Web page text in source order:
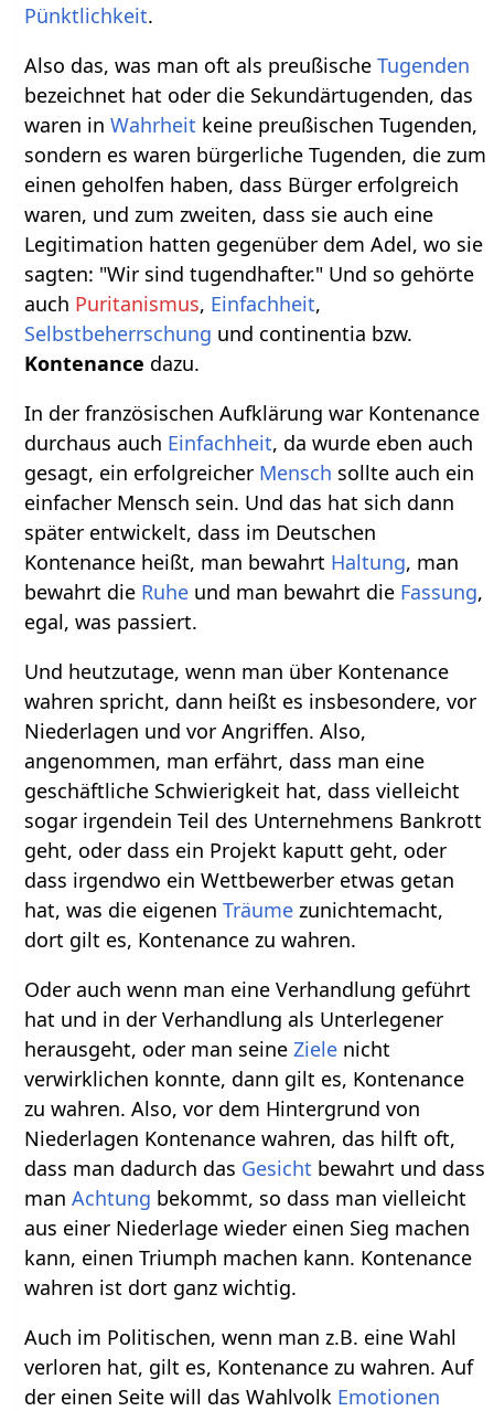
Pünktlichkeit.
Also das, was man oft als preußischeTugenden
bezeichnet hat oder die Sekundärtugenden, das
waren inWahrheit keine preußischen Tugenden,
sondern es waren bürgerliche Tugenden, die zum
einen geholfen haben, dass Bürger erfolgreich
waren, und zum zweiten, dass sie auch eine
Legitimation hatten gegenüber dem Adel, wo sie
sagten: "Wir sind tugendhafter." Und so gehörte
auch Puritanismus, Einfachheit,
Selbstbeherrschung und continentia bzw.
Kontenance dazu.
In der französischen Aufklärung war Kontenance
durchaus auch Einfachheit, da wurde eben auch
gesagt, ein erfolgreicher Mensch sollte auch ein
einfacher Mensch sein. Und das hat sich dann
später entwickelt, dass im Deutschen
Kontenance heißt, man bewahrt Haltung, man
bewahrt die Ruhe und man bewahrt die Fassung,
egal, was passiert.
Und heutzutage, wenn man über Kontenance
wahren spricht, dann heißt es insbesondere, vor
Niederlagen und vor Angriffen. Also,
angenommen, man erfährt, dass man eine
geschäftliche Schwierigkeit hat, dass vielleicht
sogar irgendein Teil des Unternehmens Bankrott
geht, oder dass ein Projekt kaputt geht, oder
dass irgendwo ein Wettbewerber etwas getan
hat, was die eigenenTräume zunichtemacht,
dort gilt es, Kontenance zu wahren.
Oder auch wenn man eine Verhandlung geführt
hat und in der Verhandlung als Unterlegener
herausgeht, oder man seineZiele nicht
verwirklichen konnte, dann gilt es, Kontenance
zu wahren. Also, vor dem Hintergrund von
Niederlagen Kontenance wahren, das hilft oft,
dass man dadurch das Gesicht bewahrt und dass
manAchtung bekommt, so dass man vielleicht
aus einer Niederlage wieder einen Sieg machen
kann, einen Triumph machen kann. Kontenance
wahren ist dort ganz wichtig.
Auch im Politischen, wenn man z.B. eine Wahl
verloren hat, gilt es, Kontenance zu wahren. Auf
der einen Seite will das Wahlvolk Emotionen